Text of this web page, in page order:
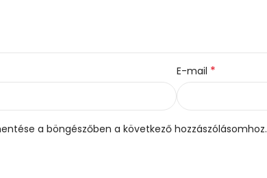
E-mail *
a böngészőben a következő hozzászólásomhoz.